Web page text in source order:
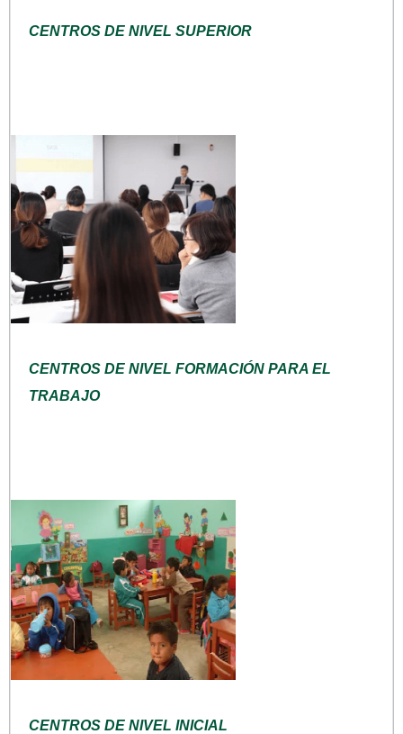
CENTROS DE NIVEL SUPERIOR
CENTROS DE NIVEL FORMACIÓN PARA EL
TRABAJO
CENTROS DE NIVEL INICIAL